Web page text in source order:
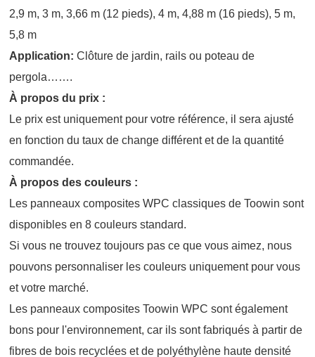
2,9 m, 3 m, 3,66 m (12 pieds), 4 m, 4,88 m (16 pieds), 5 m,
5,8 m
Application:Clôture de jardin, rails ou poteau de
pergola…….
À propos du prix :
Le prix est uniquement pour votre référence, il sera ajusté
en fonction du taux de change différent et de la quantité
commandée.
À propos des couleurs :
Les panneaux composites WPC classiques de Toowin sont
disponibles en 8 couleurs standard.
Si vous ne trouvez toujours pas ce que vous aimez, nous
pouvons personnaliser les couleurs uniquement pour vous
et votre marché.
Les panneaux composites Toowin WPC sont également
bons pour l'environnement, car ils sont fabriqués à partir de
fibres de bois recyclées et de polyéthylène haute densité